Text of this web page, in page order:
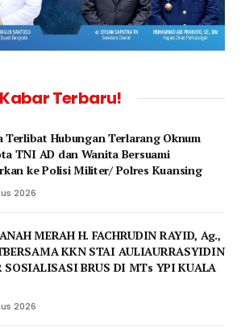
Kabar Terbaru!
Terlibat Hubungan Terlarang Oknum
TNI AD dan Wanita Bersuami
ke Polisi Militer/ Polres Kuansing
2026
MERAH H. FACHRUDIN RAYID, Ag.,
KKN STAI AULIAURRASYIDIN
SOSIALISASI BRUS DI MTs YPI KUALA
2026